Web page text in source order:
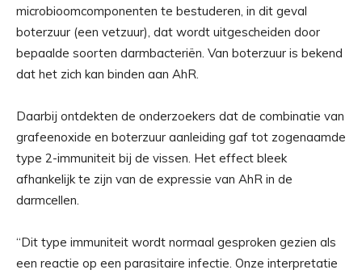
microbioomcomponenten te bestuderen, in dit geval
boterzuur (een vetzuur), dat wordt uitgescheiden door
bepaalde soorten darmbacteriën. Van boterzuur is bekend
dat het zich kan binden aan AhR.
Daarbij ontdekten de onderzoekers dat de combinatie van
grafeenoxide en boterzuur aanleiding gaf tot zogenaamde
type 2-immuniteit bij de vissen. Het effect bleek
afhankelijk te zijn van de expressie van AhR in de
darmcellen.
“Dit type immuniteit wordt normaal gesproken gezien als
een reactie op een parasitaire infectie. Onze interpretatie